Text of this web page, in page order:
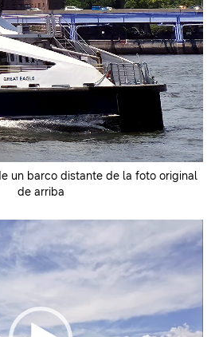
un barco distante de la foto original
de arriba